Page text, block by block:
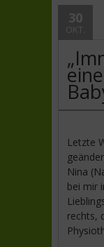
30
OKT.
Letzte
Nina
bei mir
rechts,